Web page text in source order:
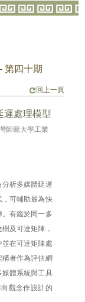
第四十期
回上一頁
遲處理模型
師範大學工業
析多媒體延遲
，可輔助最為快
有鑑於同一多
及可達矩陣，
在可達矩陣處
者作為評估網
媒體系統與工具
觀念作設計的